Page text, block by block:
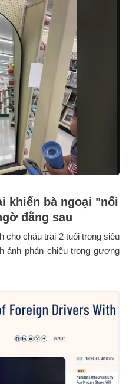
khiến bà ngoại "nổi
đằng sau
cho cháu trai 2 tuổi trong siêu
ảnh phản chiếu trong gương